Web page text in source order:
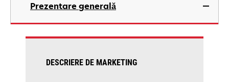
new
Prezentare generală
DESCRIERE DE MARKETING